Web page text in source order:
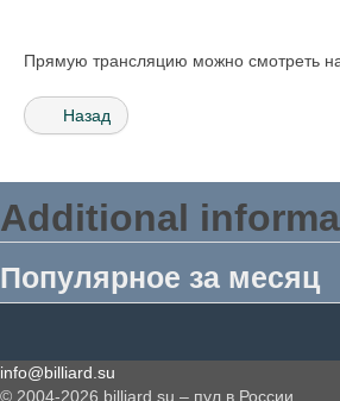
Прямую трансляцию можно смотреть
Назад
Additional
Популярное за месяц
info@billiard.su
© 2004-2026 billiard.su – пул в России